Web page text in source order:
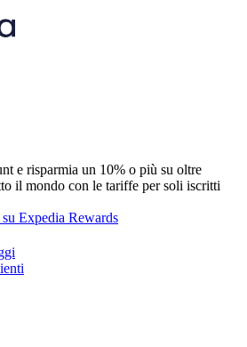
e risparmia un 10% o più su oltre
il mondo con le tariffe per soli iscritti
Expedia Rewards